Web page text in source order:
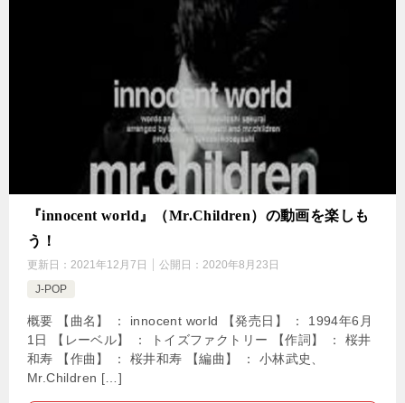
『innocent world』（Mr.Children）の動画を楽しも
う！
更新日： 2021年12月7日 公開日： 2020年8月23日
J-POP
概要 【曲名】 ： innocent world 【発売日】 ： 1994年6月
1日 【レーベル】 ： トイズファクトリー 【作詞】 ： 桜井
和寿 【作曲】 ： 桜井和寿 【編曲】 ： 小林武史、
Mr.Children […]